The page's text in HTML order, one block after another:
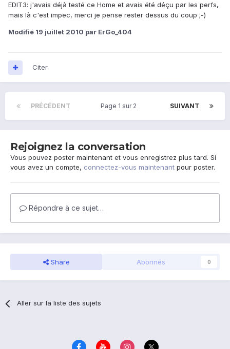
EDIT3: j'avais déjà testé ce Home et avais été déçu par les perfs,
mais là c'est impec, merci je pense rester dessus du coup ;-)
Modifié 19 juillet 2010 par ErGo_404
Citer
PRÉCÉDENT SUIVANT
Page 1 sur 2
Rejoignez la conversation
Vous pouvez poster maintenant et vous enregistrez plus tard. Si
vous avez un compte, connectez-vous maintenant pour poster.
Répondre à ce sujet…
Share Abonnés 0
Aller sur la liste des sujets